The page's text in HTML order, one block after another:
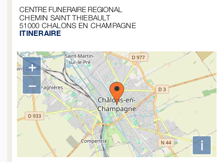
CENTRE FUNERAIRE REGIONAL
CHEMIN SAINT THIEBAULT
51000 CHALONS EN CHAMPAGNE
ITINERAIRE
+
−
i